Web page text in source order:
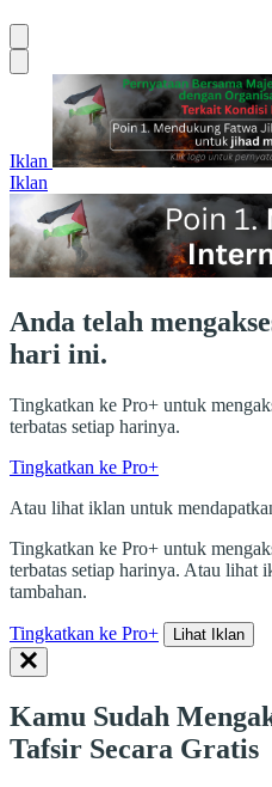
Iklan
Iklan
Anda telah
hari ini.
Tingkatkan ke Pro+ untuk
terbatas setiap harinya.
Tingkatkan ke Pro+
Atau lihat iklan untuk
Tingkatkan ke Pro+ untuk
terbatas setiap harinya. Atau lihat
tambahan.
Tingkatkan ke Pro+ Lihat Iklan
Kamu Sudah
Tafsir Secara Gratis